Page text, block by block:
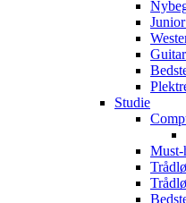
Studie
Must-